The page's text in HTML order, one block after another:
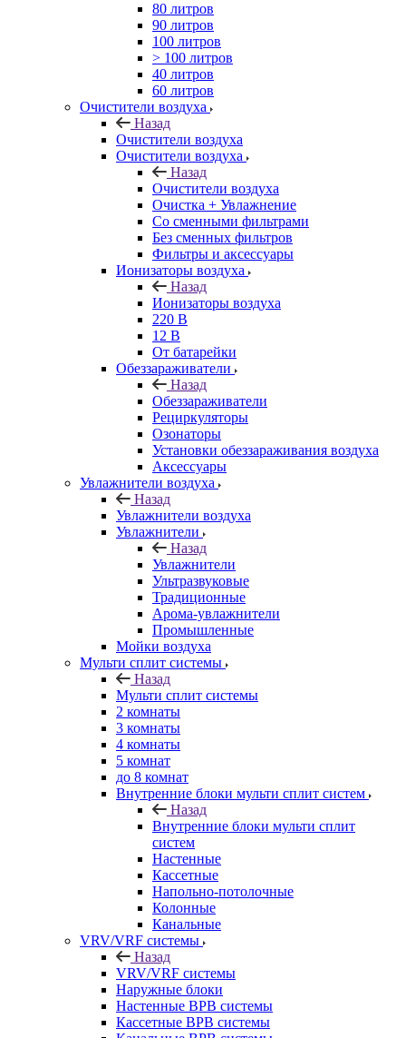
80 литров
90 литров
100 литров
> 100 литров
40 литров
60 литров
Очистители воздуха
Назад
Очистители воздуха
Очистители воздуха
Назад
Очистители воздуха
Очистка + Увлажнение
Cо сменными фильтрами
Без сменных фильтров
Фильтры и аксессуары
Ионизаторы воздуха
Назад
Ионизаторы воздуха
220 В
12 В
От батарейки
Обеззараживатели
Назад
Обеззараживатели
Рециркуляторы
Озонаторы
Установки обеззараживания воздуха
Аксессуары
Увлажнители воздуха
Назад
Увлажнители воздуха
Увлажнители
Назад
Увлажнители
Ультразвуковые
Традиционные
Арома-увлажнители
Промышленные
Мойки воздуха
Мульти сплит системы
Назад
Мульти сплит системы
2 комнаты
3 комнаты
4 комнаты
5 комнат
до 8 комнат
Внутренние блоки мульти сплит систем
Назад
Внутренние блоки мульти сплит
систем
Настенные
Кассетные
Напольно-потолочные
Колонные
Канальные
VRV/VRF системы
Назад
VRV/VRF системы
Наружные блоки
Настенные ВРВ системы
Кассетные ВРВ системы